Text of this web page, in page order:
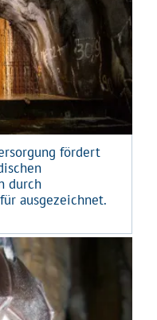
fördert
durch
ausgezeichnet.